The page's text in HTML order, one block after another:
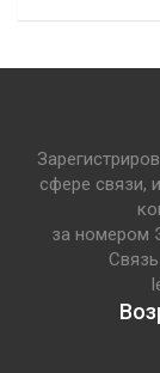
сфере связи,
за номером